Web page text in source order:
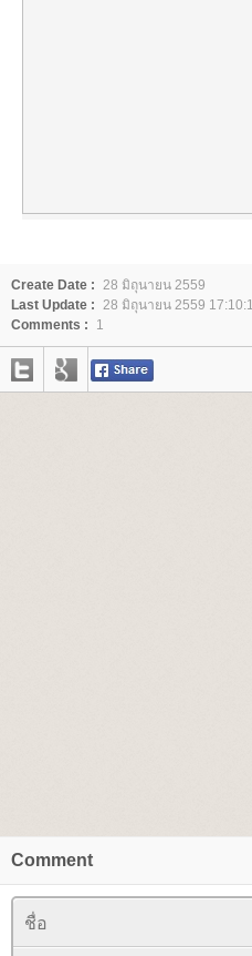
Create Date : 28 มิถุนายน 2559
Last Update : 28 มิถุนายน 2559
Comments :
1
Comment